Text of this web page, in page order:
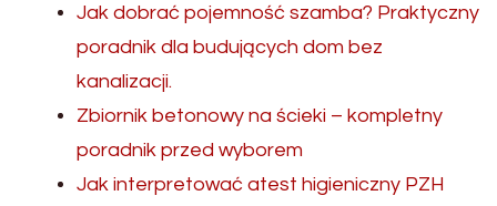
Jak dobrać pojemność szamba? Praktyczny
poradnik dla budujących dom bez
kanalizacji.
Zbiornik betonowy na ścieki – kompletny
poradnik przed wyborem
Jak interpretować atest higieniczny PZH